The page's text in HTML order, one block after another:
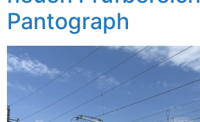
Pantograph